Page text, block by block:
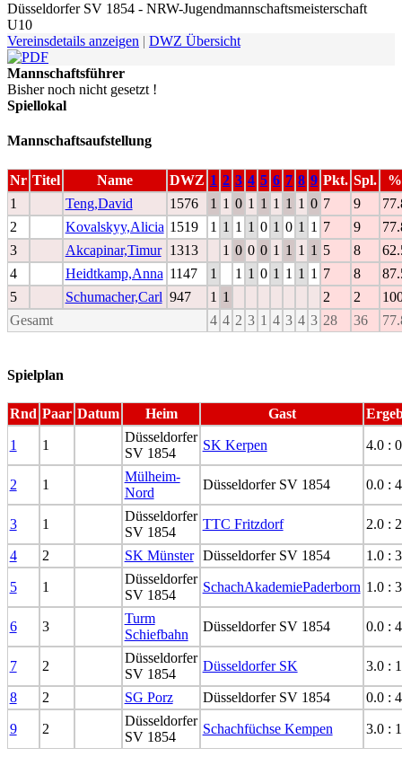
Düsseldorfer SV 1854 - NRW-Jugendmannschaftsmeisterschaft
U10
Vereinsdetails anzeigen | DWZ Übersicht
Mannschaftsführer
Bisher noch nicht gesetzt !
Spiellokal
Mannschaftsaufstellung
Nr Titel Name DWZ 1 2 3 4 5 6 7 8 9 Pkt. Spl.
%
1
Teng,David 1576 1 1 0 1 1 1 1 1 0 7 9
2
Kovalskyy,Alicia 1519 1 1 1 1 0 1 0 1 1 7 9
3
Akcapinar,Timur 1313 1 0 0 0 1 1 1 1 5 8
4
Heidtkamp,Anna 1147 1 1 1 0 1 1 1 1 7 8
5
Schumacher,Carl 947 1 1 2 2
Gesamt
4 4 2 3 1 4 3 4 3 28 36
Spielplan
Rnd Paar Datum Heim Gast
1 1
Düsseldorfer
SV 1854
SK Kerpen 4.0 :
2 1
Mülheim-
Nord
Düsseldorfer SV 1854 0.0 :
3 1
Düsseldorfer
SV 1854
TTC Fritzdorf 2.0 :
4 2 SK Münster Düsseldorfer SV 1854 1.0 :
5 1
Düsseldorfer
SV 1854
SchachAkademiePaderborn 1.0 :
6 3
Turm
Schiefbahn
Düsseldorfer SV 1854 0.0 :
7 2
Düsseldorfer
SV 1854
Düsseldorfer SK 3.0 :
8 2 SG Porz Düsseldorfer SV 1854 0.0 :
9 2
Düsseldorfer
SV 1854
Schachfüchse Kempen 3.0 :